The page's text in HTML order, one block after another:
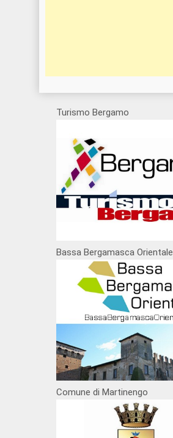
Turismo Bergamo
Bassa Bergamasca Orientale
Comune di Martinengo